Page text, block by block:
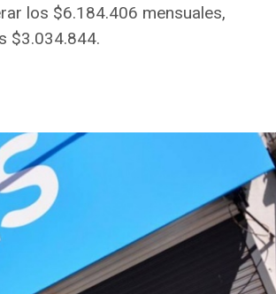
los $6.184.406 mensuales,
$3.034.844.